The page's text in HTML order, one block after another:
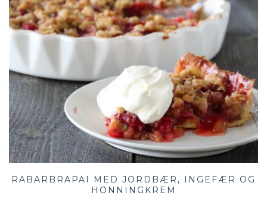
RABARBRAPAI MED JORDBÆR, INGEFÆR OG
HONNINGKREM